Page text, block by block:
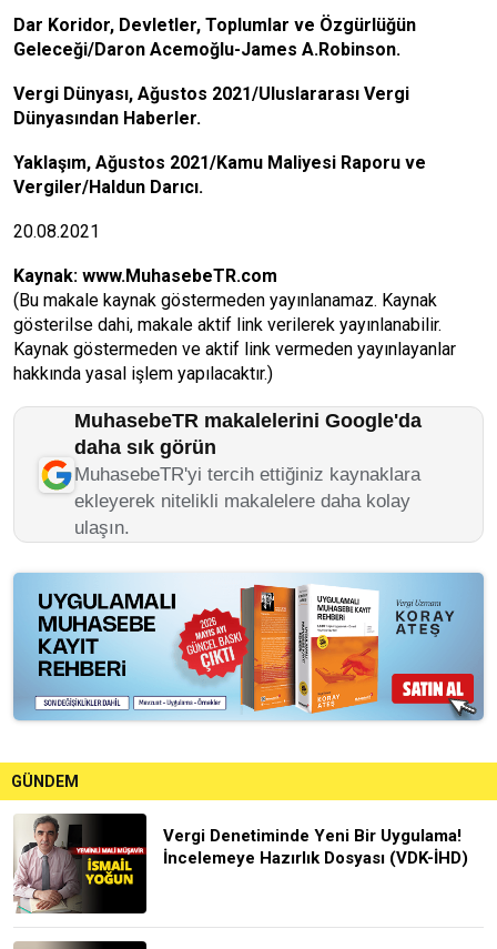
Dar Koridor, Devletler, Toplumlar ve Özgürlüğün
Geleceği/Daron Acemoğlu-James A.Robinson.
Vergi Dünyası, Ağustos 2021/Uluslararası Vergi
Dünyasından Haberler.
Yaklaşım, Ağustos 2021/Kamu Maliyesi Raporu ve
Vergiler/Haldun Darıcı.
20.08.2021
Kaynak: www.MuhasebeTR.com
(Bu makale kaynak göstermeden yayınlanamaz. Kaynak
gösterilse dahi, makale aktif link verilerek yayınlanabilir.
Kaynak göstermeden ve aktif link vermeden yayınlayanlar
hakkında yasal işlem yapılacaktır.)
MuhasebeTR makalelerini Google'da
daha sık görün
MuhasebeTR'yi tercih ettiğiniz kaynaklara
ekleyerek nitelikli makalelere daha kolay
ulaşın.
GÜNDEM
Vergi Denetiminde Yeni Bir Uygulama!
İncelemeye Hazırlık Dosyası (VDK-İHD)